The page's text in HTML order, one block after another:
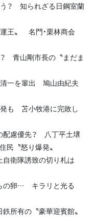
？ 知られざる日鋼室蘭
王〟 名門・栗林商会
青山剛市長の〝まだま
清一を輩出 鳩山由紀夫
も 苫小牧港に完敗し
配慮優先？ 八丁平土壌
民〝怒り爆発〟
衛隊誘致の切り札は
の卵… キラリと光る
所有の〝豪華迎賓館〟